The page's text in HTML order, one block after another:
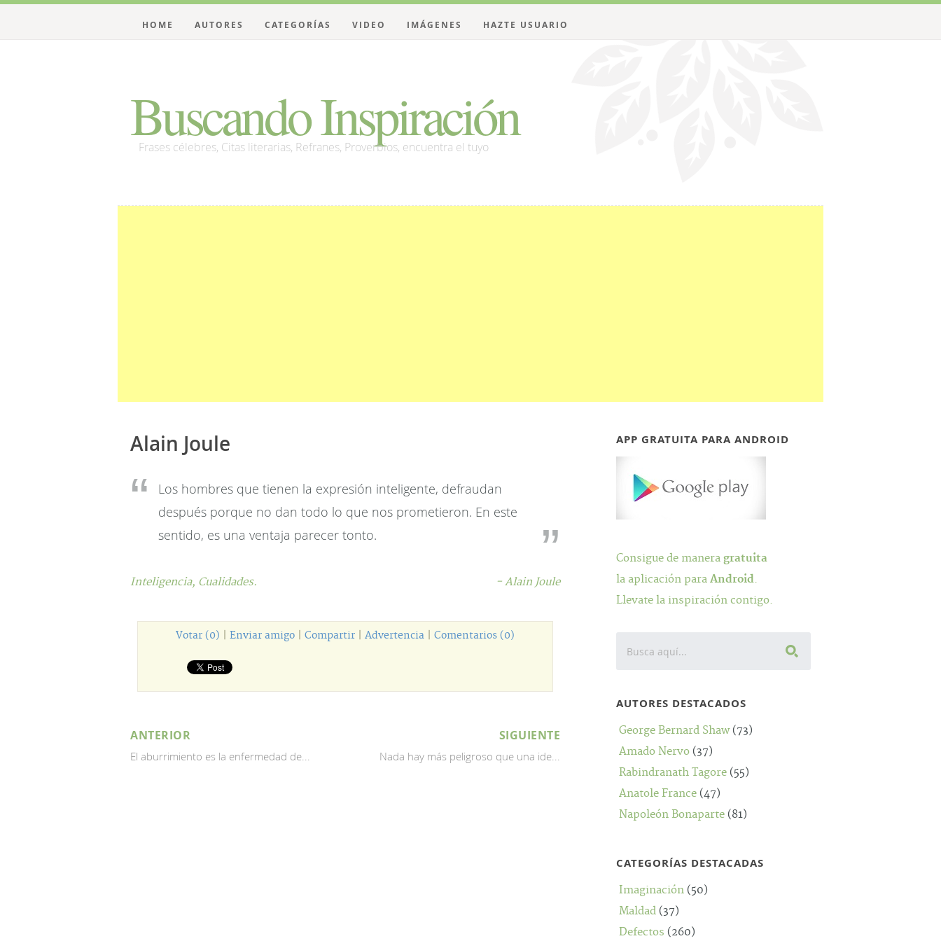
Buscando Inspiración
Frases célebres, Citas literarias, Refranes, Proverbios, encuentra el tuyo
HOME AUTORES CATEGORÍAS VIDEO IMÁGENES HAZTE USUARIO
Alain Joule
Los hombres que tienen la expresión inteligente, defraudan
después porque no dan todo lo que nos prometieron. En este
sentido, es una ventaja parecer tonto.
Inteligencia, Cualidades. - Alain Joule
Votar (0) Enviar amigo Compartir Advertencia Comentarios (0)
ANTERIOR
El aburrimiento es la enfermedad de...
SIGUIENTE
Nada hay más peligroso que una ide...
APP GRATUITA PARA ANDROID
Consigue de maneragratuita
la aplicación paraAndroid.
Llevate la inspiración contigo.
AUTORES DESTACADOS
George Bernard Shaw(73)
Amado Nervo (37)
Rabindranath Tagore (55)
Anatole France (47)
Napoleón Bonaparte (81)
CATEGORÍAS DESTACADAS
Imaginación (50)
Maldad (37)
Defectos (260)